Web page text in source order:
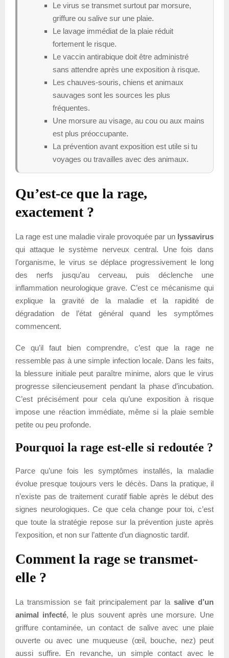
Le virus se transmet surtout par morsure,
griffure ou salive sur une plaie.
Le lavage immédiat de la plaie réduit
fortement le risque.
Le vaccin antirabique doit être administré
sans attendre après une exposition à risque.
Les chauves-souris, chiens et animaux
sauvages sont les sources les plus
fréquentes.
Une morsure au visage, au cou ou aux mains
est plus préoccupante.
La prévention avant exposition est utile si tu
voyages ou travailles avec des animaux.
Qu’est-ce que la rage,
exactement ?
La rage est une maladie virale provoquée par un lyssavirus
qui attaque le système nerveux central. Une fois dans
l’organisme, le virus se déplace progressivement le long
des nerfs jusqu’au cerveau, puis déclenche une
inflammation neurologique grave. C’est ce mécanisme qui
explique la gravité de la maladie et la rapidité de
dégradation de l’état général quand les symptômes
commencent.
Ce qu’il faut bien comprendre, c’est que la rage ne
ressemble pas à une simple infection locale. Dans les faits,
la blessure initiale peut paraître minime, alors que le virus
progresse silencieusement pendant la phase d’incubation.
C’est précisément pour cela qu’une exposition à risque
impose une réaction immédiate, même si la plaie semble
petite ou peu profonde.
Pourquoi la rage est-elle si redoutée ?
Parce qu’une fois les symptômes installés, la maladie
évolue presque toujours vers le décès. Dans la pratique, il
n’existe pas de traitement curatif fiable après le début des
signes neurologiques. Ce que cela change pour toi, c’est
que toute la stratégie repose sur la prévention juste après
l’exposition, et non sur l’attente d’un diagnostic tardif.
Comment la rage se transmet-
elle ?
La transmission se fait principalement par lasalive d’un
animal infecté, le plus souvent après une morsure. Une
griffure contaminée, un contact de salive avec une plaie
ouverte ou avec une muqueuse (œil, bouche, nez) peut
aussi suffire. En revanche, un simple contact avec le